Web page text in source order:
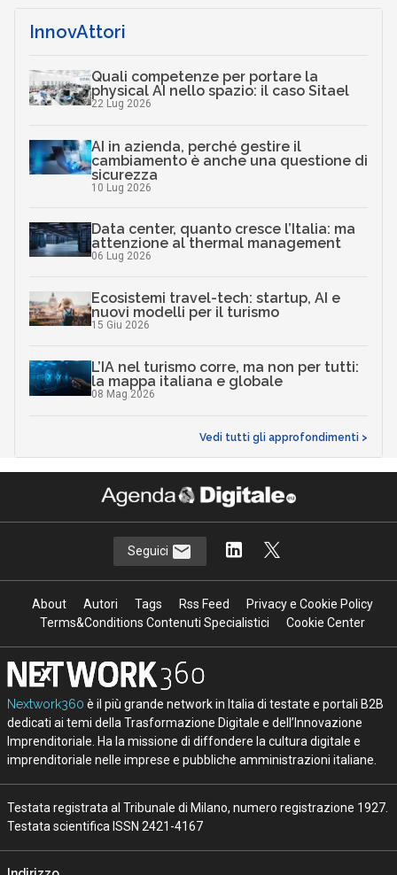
InnovAttori
Quali competenze per portare la
physical AI nello spazio: il caso Sitael
22 Lug 2026
AI in azienda, perché gestire il
cambiamento è anche una questione di
sicurezza
10 Lug 2026
Data center, quanto cresce l’Italia: ma
attenzione al thermal management
06 Lug 2026
Ecosistemi travel-tech: startup, AI e
nuovi modelli per il turismo
15 Giu 2026
L’IA nel turismo corre, ma non per tutti:
la mappa italiana e globale
08 Mag 2026
Vedi tutti gli approfondimenti >
Seguici
About Autori Tags Rss Feed
Privacy e Cookie Policy
Terms&Conditions Contenuti Specialistici
Cookie Center
Nextwork360 è il più grande network in Italia di testate e portali B2B
dedicati ai temi della Trasformazione Digitale e dell’Innovazione
Imprenditoriale. Ha la missione di diffondere la cultura digitale e
imprenditoriale nelle imprese e pubbliche amministrazioni italiane.
Testata registrata al Tribunale di Milano, numero registrazione 1927.
Testata scientifica ISSN 2421-4167